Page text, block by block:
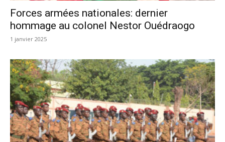
Forces armées nationales: dernier
hommage au colonel Nestor Ouédraogo
1 janvier 2025